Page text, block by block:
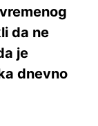
da ne
je
dnevno